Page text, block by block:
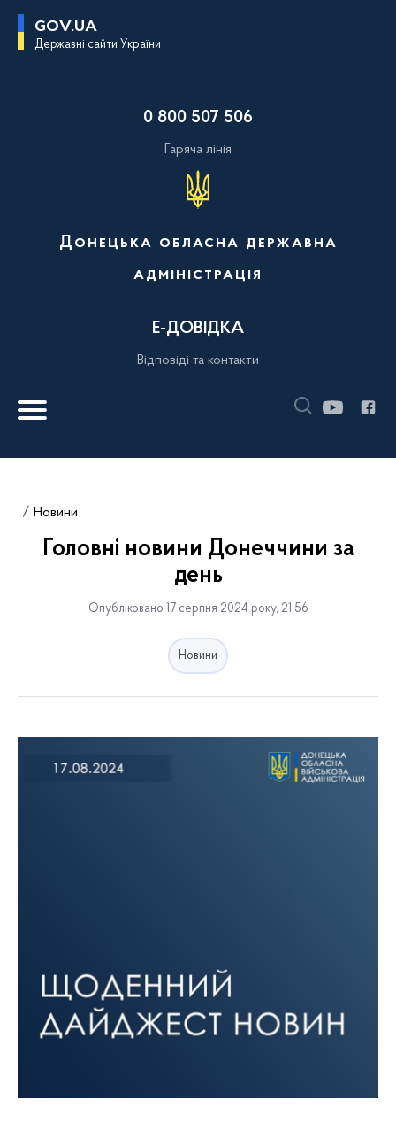
GOV.UA
Державні сайти України
0 800 507 506
Гаряча лінія
Донецька обласна державна
адміністрація
Е-ДОВІДКА
Відповіді та контакти
Новини
Головні новини Донеччини за
день
Опубліковано 17 серпня 2024 року, 21:56
Новини